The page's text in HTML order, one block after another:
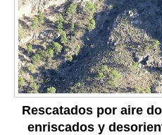
Rescatados por aire
enriscados y